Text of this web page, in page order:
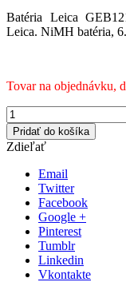
Batéria Leica
Leica. NiMH batéria,
Tovar na objednávku,
Pridať do košíka
Zdieľať
Email
Twitter
Facebook
Google +
Pinterest
Tumblr
Linkedin
Vkontakte